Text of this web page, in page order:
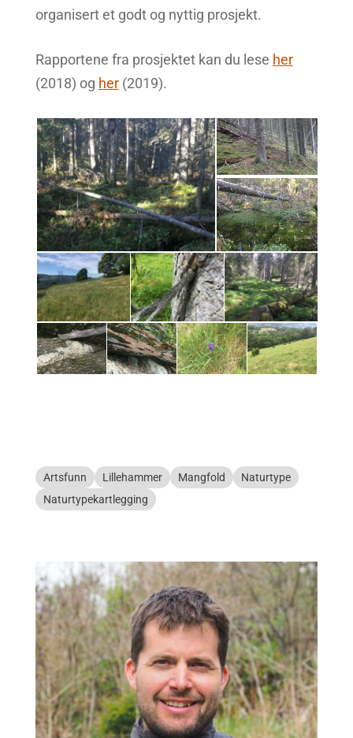
organisert et godt og nyttig prosjekt.
Rapportene fra prosjektet kan du lese her
(2018) og her(2019).
Artsfunn Lillehammer Mangfold
Naturtype
Naturtypekartlegging